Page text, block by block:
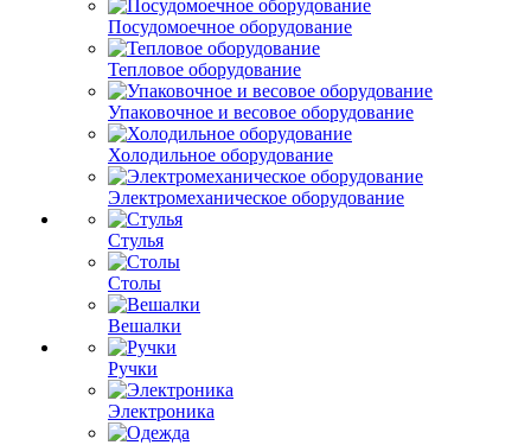
Посудомоечное оборудование
Тепловое оборудование
Упаковочное и весовое оборудование
Холодильное оборудование
Электромеханическое оборудование
Стулья
Столы
Вешалки
Ручки
Электроника